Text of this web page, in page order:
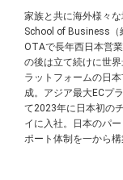
家族と共に海外様々
School of Business（
OTAで長年西日本営
の後は立て続けに世
ラットフォームの日
成。アジア最大ECプ
て2023年に日本初の
イに入社。日本のパ
ポート体制を一から構